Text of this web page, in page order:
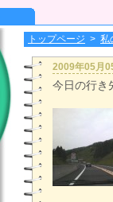
トップページ > 私
2009年05月
今日の行き